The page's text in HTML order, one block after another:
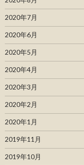
2020年7月
2020年6月
2020年5月
2020年4月
2020年3月
2020年2月
2020年1月
2019年11月
2019年10月